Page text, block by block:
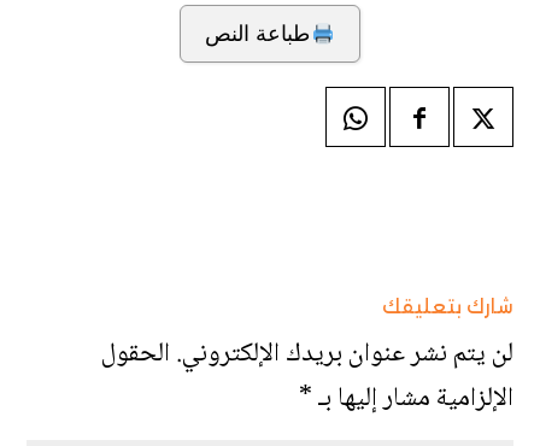
طباعة النص
شارك بتعليقك
لن يتم نشر عنوان بريدك الإلكتروني.الحقول
الإلزامية مشار إليها بـ*